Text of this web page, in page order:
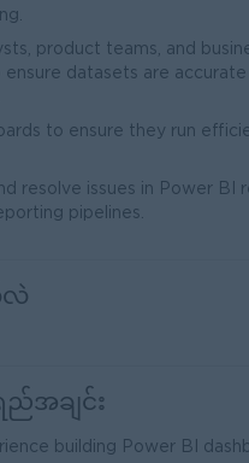
product teams, and
datasets are accurate
to ensure they run
resolve issues in Power BI
pipelines.
အချင်း
building Power BI